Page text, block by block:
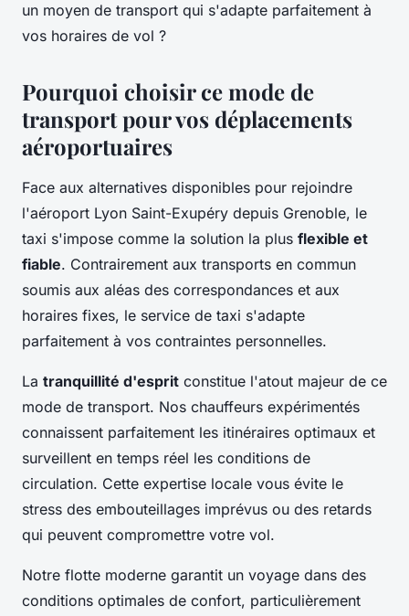
un moyen de transport qui s'adapte parfaitement à
vos horaires de vol ?
Pourquoi choisir ce mode de
transport pour vos déplacements
aéroportuaires
Face aux alternatives disponibles pour rejoindre
l'aéroport Lyon Saint-Exupéry depuis Grenoble, le
taxi s'impose comme la solution la plus flexible et
fiable. Contrairement aux transports en commun
soumis aux aléas des correspondances et aux
horaires fixes, le service de taxi s'adapte
parfaitement à vos contraintes personnelles.
La tranquillité d'esprit constitue l'atout majeur de ce
mode de transport. Nos chauffeurs expérimentés
connaissent parfaitement les itinéraires optimaux et
surveillent en temps réel les conditions de
circulation. Cette expertise locale vous évite le
stress des embouteillages imprévus ou des retards
qui peuvent compromettre votre vol.
Notre flotte moderne garantit un voyage dans des
conditions optimales de confort, particulièrement